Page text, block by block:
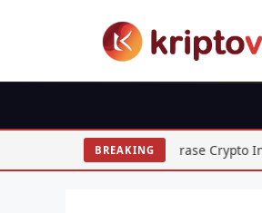
BREAKING
Crypto Indonesia: Panduan Selisih